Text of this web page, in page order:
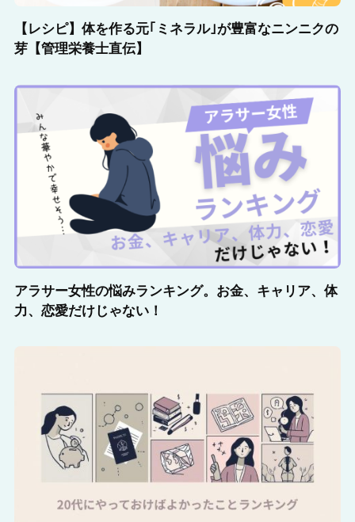
【レシピ】体を作る元｢ミネラル｣が豊富なニンニクの
芽【管理栄養士直伝】
アラサー女性の悩みランキング。お金、キャリア、体
力、恋愛だけじゃない！